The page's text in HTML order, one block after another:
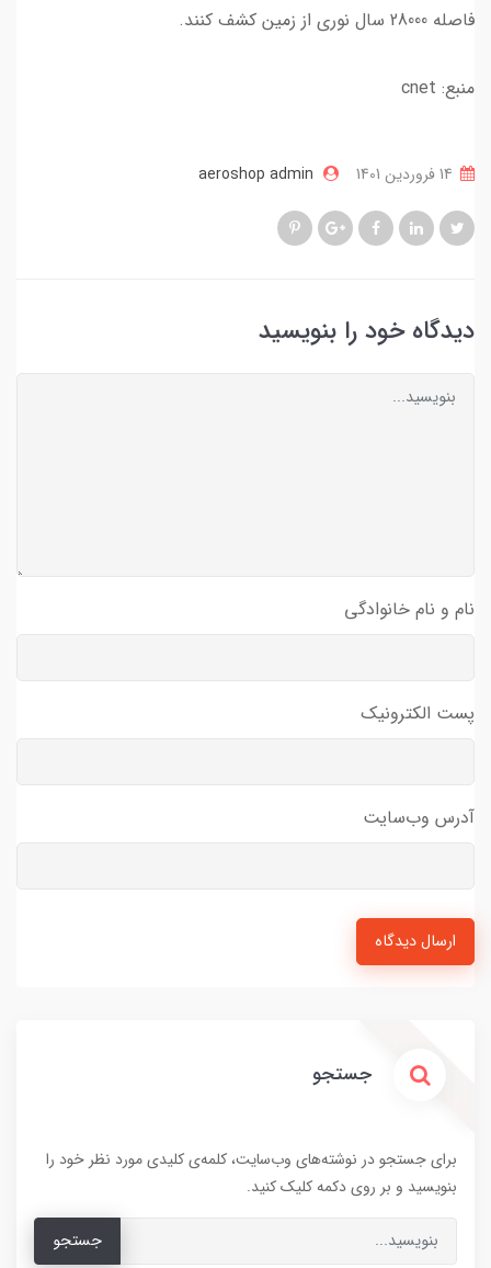
فاصله 28000 سال نوری از زمین کشف کنند.
منبع: cnet
aeroshop admin
دیدگاه خود را بنویسید
نام و نام خانوادگی
پست الکترونیک
آدرس وب‌سایت
ارسال دیدگاه
جستجو
برای جستجو در نوشته‌های وب‌سایت، کلمه‌ی کلیدی مورد نظر خود را
بنویسید و بر روی دکمه کلیک کنید.
جستجو